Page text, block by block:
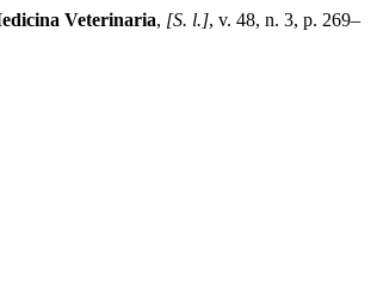
Veterinaria, [S. l.], v. 48, n. 3, p. 269–